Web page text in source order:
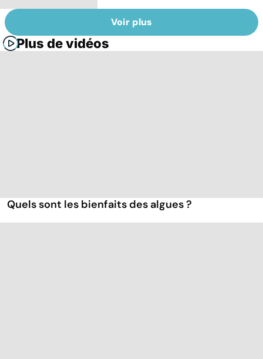
Voir plus
Plus de vidéos
Quels sont les bienfaits des algues ?